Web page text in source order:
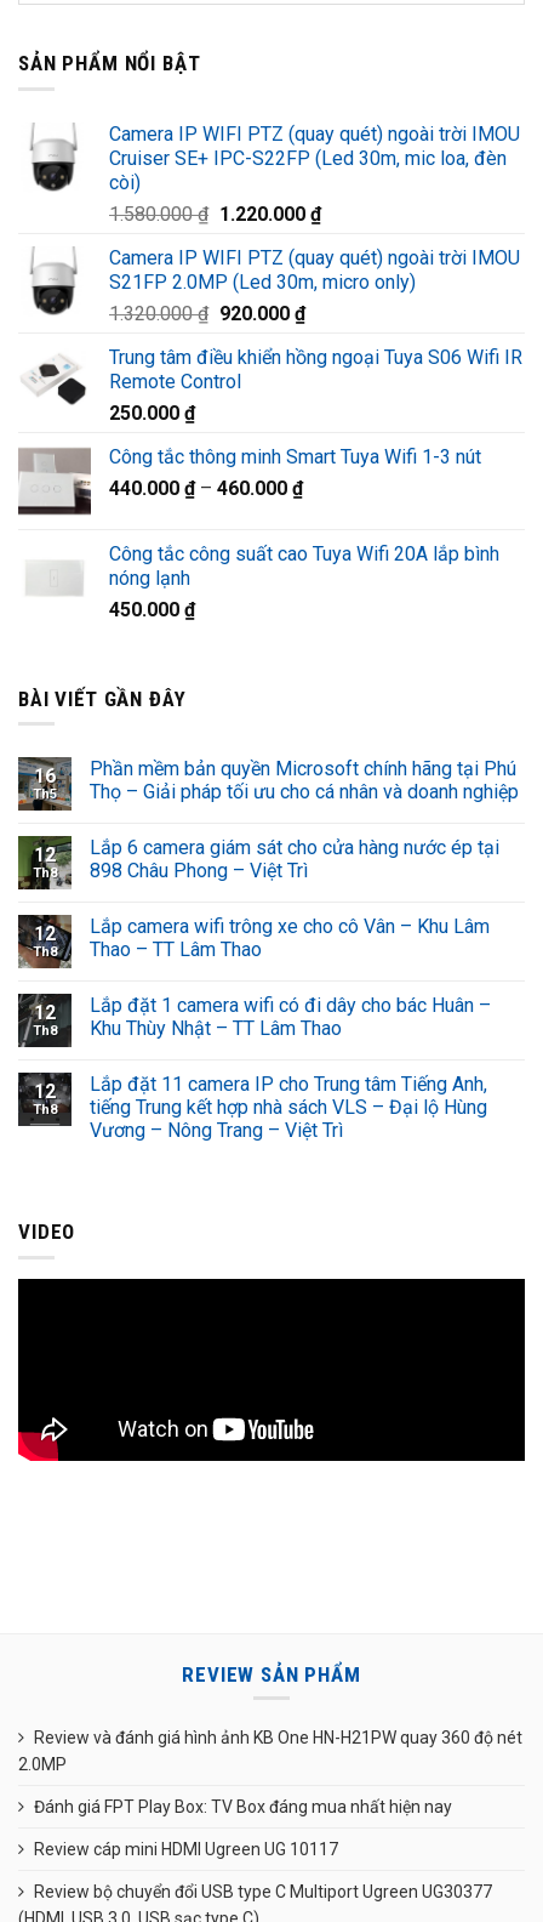
SẢN PHẨM NỔI BẬT
Camera IP WIFI PTZ (quay quét) ngoài trời IMOU
Cruiser SE+ IPC-S22FP (Led 30m, mic loa, đèn
còi)
1.580.000₫ Giá
là:
1.580.000 ₫.
1.220.000 ₫Giá
tại
là:
Camera IP WIFI PTZ (quay quét) ngoài trời IMOU
S21FP 2.0MP (Led 30m, micro only)
1.320.000₫ Giá
là:
1.320.000 ₫.
920.000 ₫Giá
tại
Trung tâm điều khiển hồng ngoại Tuya S06 Wifi IR
Remote Control
250.000 ₫
Công tắc thông minh Smart Tuya Wifi 1-3 nút
440.000 ₫– 460.000 ₫
Công tắc công suất cao Tuya Wifi 20A lắp bình
nóng lạnh
450.000 ₫
BÀI VIẾT GẦN ĐÂY
16
Th5
Phần mềm bản quyền Microsoft chính hãng tại Phú
Thọ – Giải pháp tối ưu cho cá nhân và doanh nghiệp
12
Th8
Lắp 6 camera giám sát cho cửa hàng nước ép tại
898 Châu Phong – Việt Trì
12
Th8
Lắp camera wifi trông xe cho cô Vân – Khu Lâm
Thao – TT Lâm Thao
12
Th8
Lắp đặt 1 camera wifi có đi dây cho bác Huân –
Khu Thùy Nhật – TT Lâm Thao
12
Th8
Lắp đặt 11 camera IP cho Trung tâm Tiếng Anh,
tiếng Trung kết hợp nhà sách VLS – Đại lộ Hùng
Vương – Nông Trang – Việt Trì
VIDEO
REVIEW SẢN PHẨM
Review và đánh giá hình ảnh KB One HN-H21PW quay 360 độ nét
2.0MP
Đánh giá FPT Play Box: TV Box đáng mua nhất hiện nay
Review cáp mini HDMI Ugreen UG 10117
Review bộ chuyển đổi USB type C Multiport Ugreen UG30377